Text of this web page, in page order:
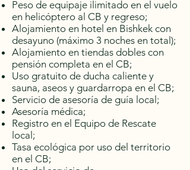
Peso de equipaje ilimitado en el vuelo
en helicóptero al CB y regreso;
Alojamiento en hotel en Bishkek con
desayuno (máximo 3 noches en total);
Alojamiento en tiendas dobles con
pensión completa en el CB;
Uso gratuito de ducha caliente y
sauna, aseos y guardarropa en el CB;
Servicio de asesoría de guía local;
Asesoría médica;
Registro en el Equipo de Rescate
local;
Tasa ecológica por uso del territorio
en el CB;